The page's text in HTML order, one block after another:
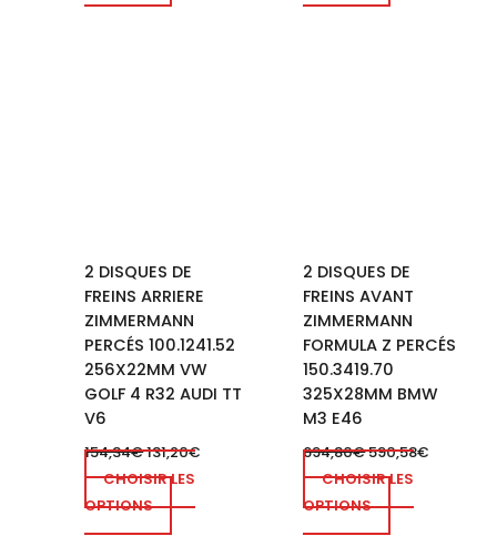
2 DISQUES DE
FREINS ARRIERE
ZIMMERMANN
PERCÉS 100.1241.52
256X22MM VW
GOLF 4 R32 AUDI TT
V6
154,34€131,20€
CHOISIR LES
OPTIONS
2 DISQUES DE
FREINS AVANT
ZIMMERMANN
FORMULA Z PERCÉS
150.3419.70
325X28MM BMW
M3 E46
694,80€590,58€
CHOISIR LES
OPTIONS